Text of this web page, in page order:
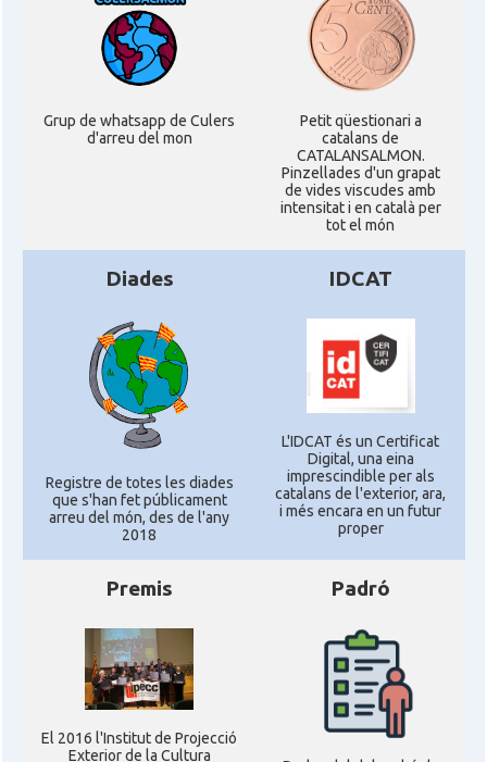
Grup de whatsapp de Culers
d'arreu del mon
Petit qüestionari a
catalans de
CATALANSALMON.
Pinzellades d'un grapat
de vides viscudes amb
intensitat i en català per
tot el món
Diades
Registre de totes les diades
que s'han fet públicament
arreu del món, des de l'any
2018
IDCAT
L'IDCAT és un Certificat
Digital, una eina
imprescindible per als
catalans de l'exterior, ara,
i més encara en un futur
proper
Premis
El 2016 l'Institut de Projecció
Exterior de la Cultura
Padró